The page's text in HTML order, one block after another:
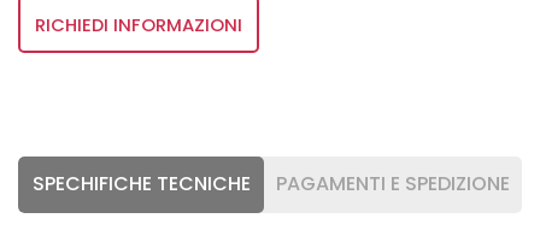
RICHIEDI INFORMAZIONI
SPECHIFICHE TECNICHE PAGAMENTI E SPEDIZIONE